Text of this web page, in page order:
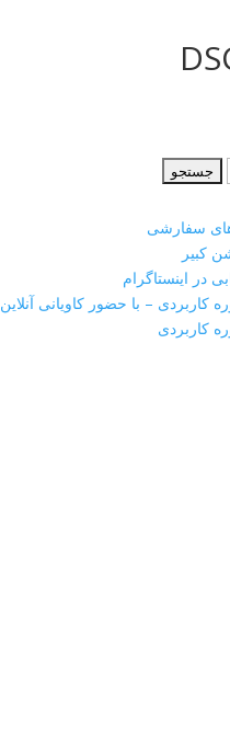
سفارشی
کبیر
در اینستاگرام
کاربردی – با حضور کاویانی آنلاین
کاربردی